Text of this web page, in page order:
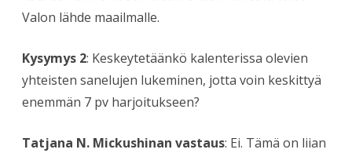
Valon lähde maailmalle.
Kysymys 2: Keskeytetäänkö kalenterissa olevien
yhteisten sanelujen lukeminen, jotta voin keskittyä
enemmän 7 pv harjoitukseen?
Tatjana N. Mickushinan vastaus: Ei. Tämä on liian